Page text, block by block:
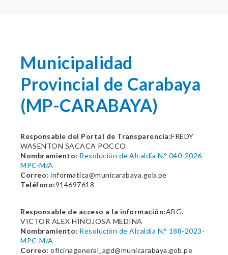
Municipalidad
Provincial de Carabaya
(MP-CARABAYA)
Responsable del Portal de Transparencia:FREDY
WASENTON SACACA POCCO
Nombramiento: Resolución de Alcaldía N.° 040-2026-
MPC-M/A
Correo: informatica@municarabaya.gob.pe
Teléfono:914697618
Responsable de acceso a la información:ABG.
VICTOR ALEX HINOJOSA MEDINA
Nombramiento: Resolución de Alcaldía N.° 188-2023-
MPC-M/A
Correo: oficinageneral_agd@municarabaya.gob.pe